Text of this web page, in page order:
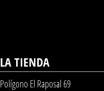
LA TIENDA
Polígono El Raposal 69